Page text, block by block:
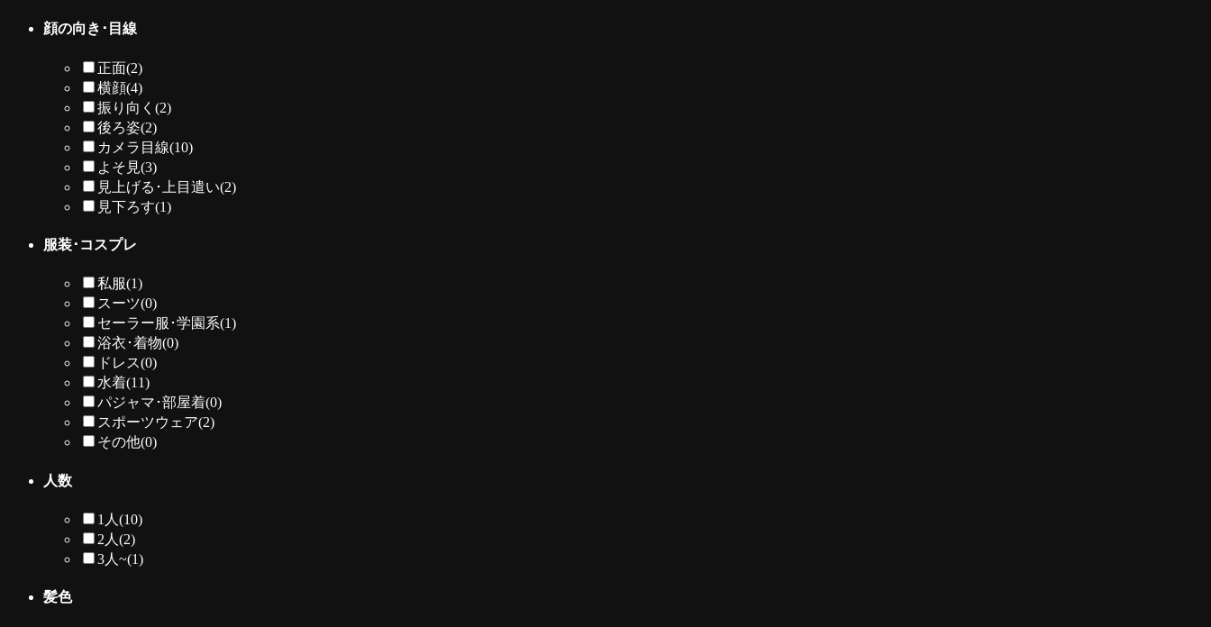
顔の向き･目線
正面(2)
横顔(4)
振り向く (2)
後ろ姿(2)
カメラ目線(10)
よそ見(3)
見上げる･上目遣い(2)
見下ろす(1)
服装･コスプレ
私服(1)
スーツ(0)
セーラー服･学園系(1)
浴衣･着物(0)
ドレス(0)
水着(11)
パジャマ･部屋着(0)
スポーツウェア(2)
その他(0)
人数
1人 (10)
2人 (2)
3人~(1)
髪色